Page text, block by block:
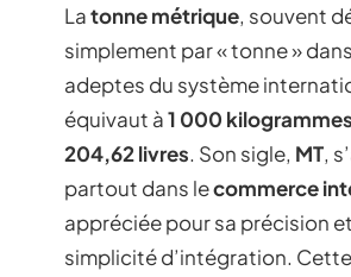
Latonne métrique, souvent
simplement par « tonne »
adeptes du système
équivaut à1 000 kilogrammes
204,62 livres. Son sigle, MT,
partout dans lecommerce
appréciée pour sa précision
simplicité d’intégration.